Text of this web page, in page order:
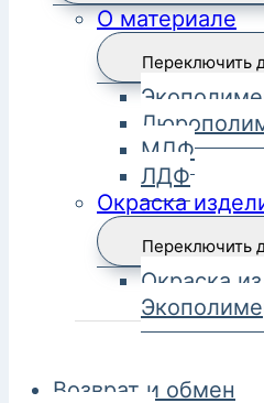
О материале
Переключить
МДФ
ЛДФ
Окраска
Переключить
Окраска
Возврат и обмен